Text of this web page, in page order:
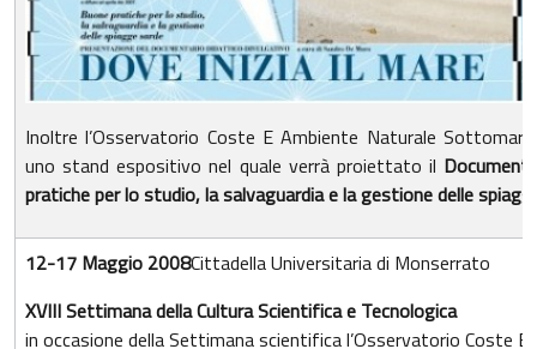
Inoltre l’Osservatorio Coste E Ambiente Naturale
uno stand espositivo nel quale verrà proiettato il
pratiche per lo studio, la salvaguardia e la gestione delle
12-17 Maggio 2008Cittadella Universitaria di Monserrato
XVIII Settimana della Cultura Scientifica e Tecnologica
in occasione della Settimana scientifica l’Osservatorio Coste